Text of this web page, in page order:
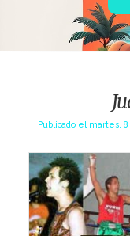
Publicado el martes, 8